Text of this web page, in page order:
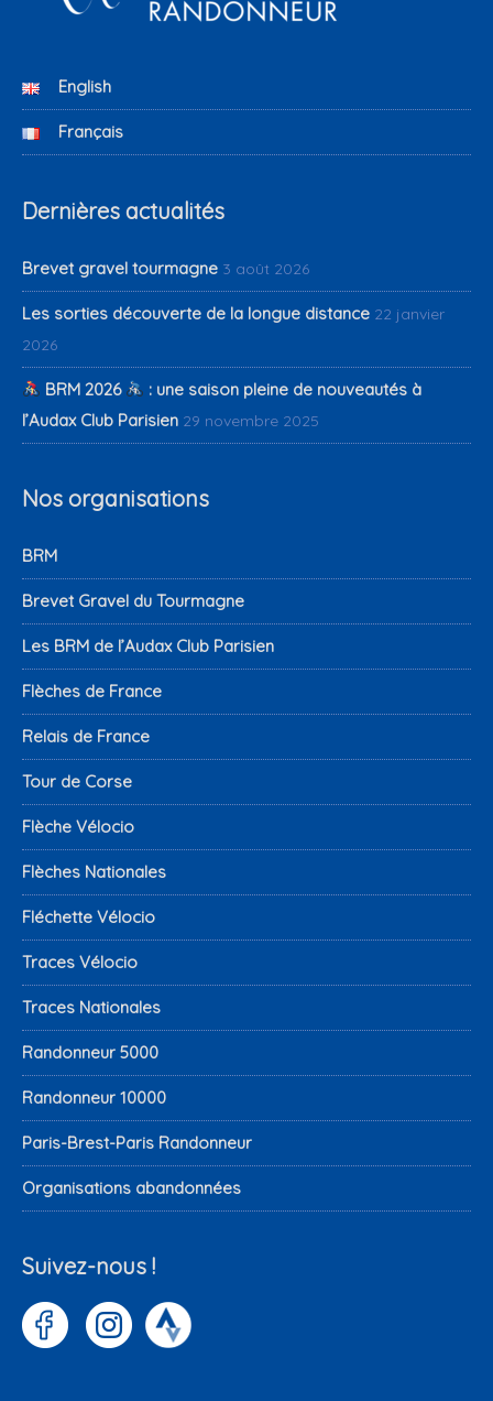
English
Français
Dernières actualités
Brevet gravel tourmagne 3 août 2026
Les sorties découverte de la longue distance 22 janvier
2026
BRM 2026
: une saison pleine de nouveautés à
l’Audax Club Parisien 29 novembre 2025
Nos organisations
BRM
Brevet Gravel du Tourmagne
Les BRM de l’Audax Club Parisien
Flèches de France
Relais de France
Tour de Corse
Flèche Vélocio
Flèches Nationales
Fléchette Vélocio
Traces Vélocio
Traces Nationales
Randonneur 5000
Randonneur 10000
Paris-Brest-Paris Randonneur
Organisations abandonnées
Suivez-nous !